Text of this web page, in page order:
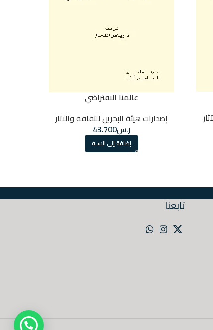
عالمنا الافتراضي
إصدارات هيئة البحرين للثقافة والآثار
ر.س43.700
إضافة إلى السلة
تابعنا